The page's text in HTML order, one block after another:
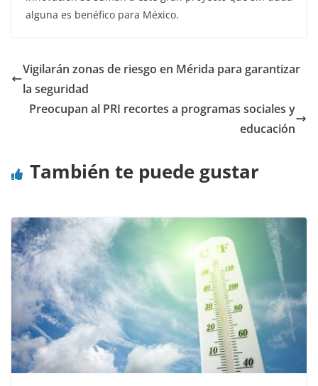
alguna es benéfico para México.
Vigilarán zonas de riesgo en Mérida para garantizar
la seguridad
Preocupan al PRI recortes a programas sociales y
educación
También te puede gustar